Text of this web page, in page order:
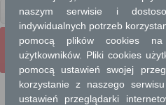
Usługi
dla
Wrota Mazowsza
Strona mobilna
naszym serwisie i
indywidualnych potrzeb
pomocą plików cookies na
użytkowników. Pliki cookies
pomocą ustawień swojej
korzystanie z naszego
ustawień przeglądarki